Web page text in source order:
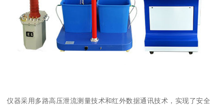
仪器采用多路高压泄流测量技术和红外数据通讯技术，实现了安全